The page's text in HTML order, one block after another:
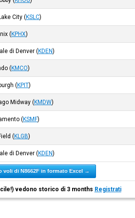
City (KSLC)
(KPHX)
di Denver (KDEN)
(KMCO)
(KPIT)
Midway (KMDW)
(KSMF)
(KLGB)
di Denver (KDEN)
voli di N8662F in formato Excel →
vedono storico di 3 months Registrati